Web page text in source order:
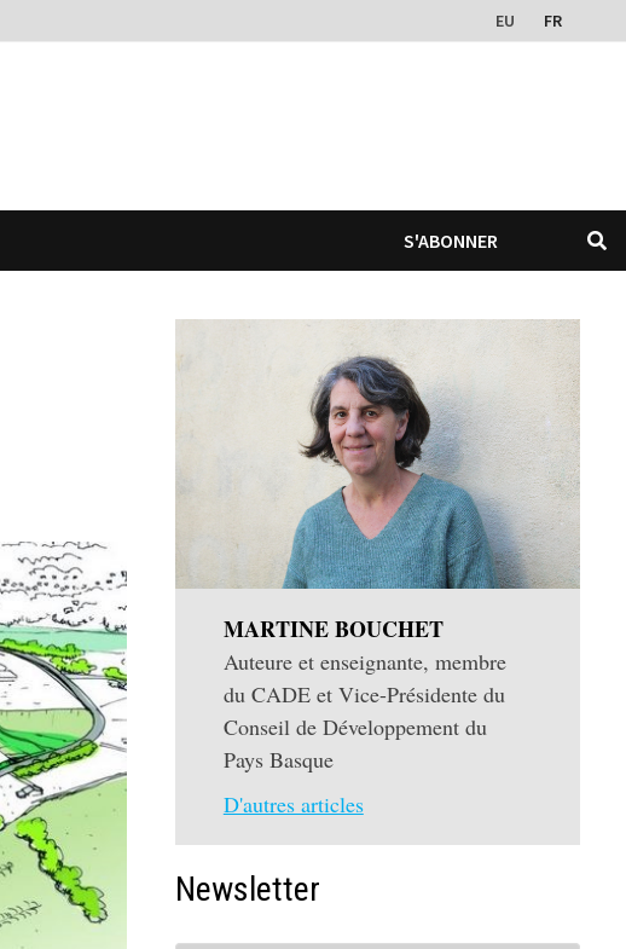
EU FR
S'ABONNER
MARTINE BOUCHET
Auteure et enseignante, membre
du CADE et Vice-Présidente du
Conseil de Développement du
Pays Basque
D'autres articles
Newsletter